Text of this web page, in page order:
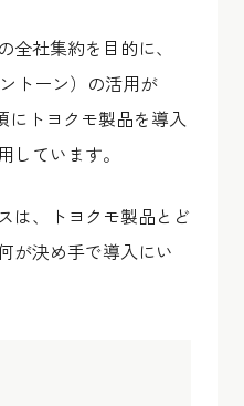
全社集約を目的に、
トーン）の活用が
にトヨクモ製品を導入
しています。
は、トヨクモ製品とど
が決め手で導入にい